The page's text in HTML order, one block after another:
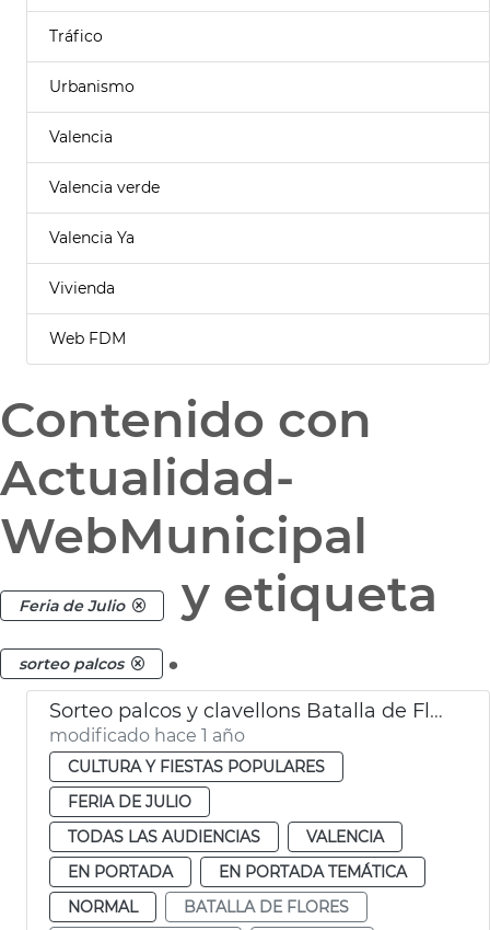
Tráfico
Urbanismo
Valencia
Valencia verde
Valencia Ya
Vivienda
Web FDM
Contenido con
Actualidad-
WebMunicipal
Feria de Julio y etiqueta
sorteo palcos .
Sorteo palcos y clavellons Batalla de Flores València
modificado hace 1 año
CULTURA Y FIESTAS POPULARES
FERIA DE JULIO
TODAS LAS AUDIENCIAS
VALENCIA
EN PORTADA
EN PORTADA TEMÁTICA
NORMAL
BATALLA DE FLORES